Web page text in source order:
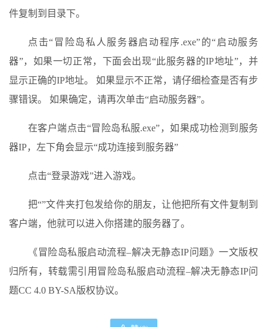
件复制到目录下。
点击“冒险岛私人服务器启动程序.exe”的“启动服务
器”，如果一切正常，下面会出现“此服务器的IP地址”，并
显示正确的IP地址。 如果显示不正常，请仔细检查是否有步
骤错误。 如果确定，请再次单击“启动服务器”。
在客户端点击“冒险岛私服.exe”，如果成功检测到服务
器IP，左下角会显示“成功连接到服务器”
点击“登录游戏”进入游戏。
把“”文件夹打包发给你的朋友，让他把所有文件复制到
客户端，他就可以进入你搭建的服务器了。
《冒险岛私服启动流程–解决无静态IP问题》一文版权
归所有，转载需引用冒险岛私服启动流程–解决无静态IP问
题CC 4.0 BY-SA版权协议。